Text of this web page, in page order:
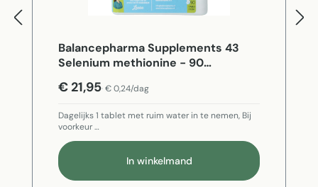
Balancepharma Supplements 43
Selenium methionine - 90
€ 21,95 € 0,24/dag
Dagelijks 1 tablet met ruim water in te nemen, Bij
voorkeur …
In winkelmand